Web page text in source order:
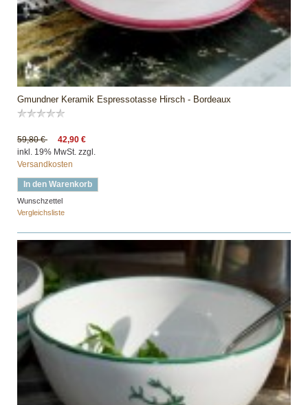
Gmundner Keramik Espressotasse Hirsch - Bordeaux
59,80 €
42,90 €
inkl. 19% MwSt. zzgl.
Versandkosten
In den Warenkorb
Wunschzettel
Vergleichsliste